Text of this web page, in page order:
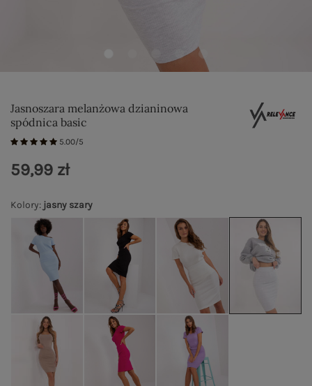
Jasnoszara melanżowa dzianinowa
spódnica basic
5.00/5
Kolory: jasny szary
59,99 zł